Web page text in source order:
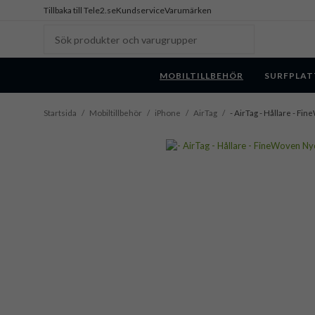
Tillbaka till Tele2.seKundserviceVarumärken
MOBILTILLBEHÖR
Startsida / Mobiltillbehör / iPhone / AirTag / - AirTag - Hållare -